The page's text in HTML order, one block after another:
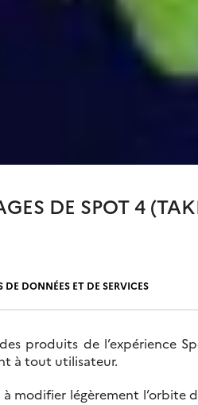
DE SPOT 4
DE DONNÉES ET DE SERVICES
produits de l’expérience
à tout utilisateur.
à modifier légèrement